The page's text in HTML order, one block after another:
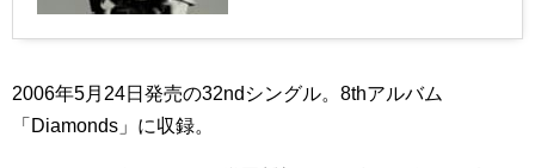
2006年5月24日発売の32ndシングル。8thアルバム
「Diamonds」に収録。